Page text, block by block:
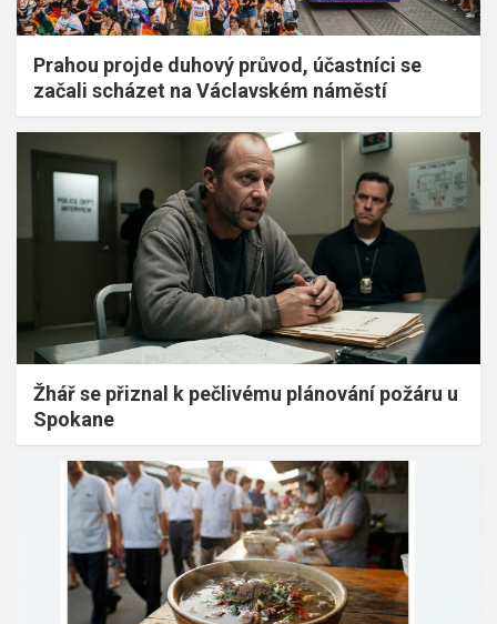
Prahou projde duhový průvod, účastníci se
začali scházet na Václavském náměstí
Žhář se přiznal k pečlivému plánování požáru u
Spokane